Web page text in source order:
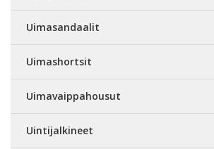
Uimasandaalit
Uimashortsit
Uimavaippahousut
Uintijalkineet